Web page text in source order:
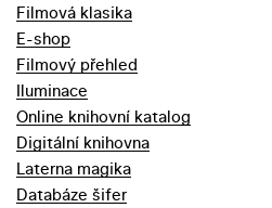
Filmová klasika
E-shop
Filmový přehled
Iluminace
Online knihovní katalog
Digitální knihovna
Laterna magika
Databáze šifer